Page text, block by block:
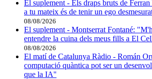
El suplement - Els draps bruts de
a tu mateix és de tenir un ego
08/08/2026
El suplement - Montserrat Fontané:
entendre la cuina dels meus fills a El
08/08/2026
El matí de Catalunya Ràdio - Román
computació quàntica pot ser un
que la IA''